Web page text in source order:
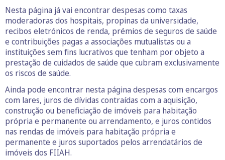
Nesta página já vai encontrar despesas como taxas
moderadoras dos hospitais, propinas da universidade,
recibos eletrónicos de renda, prémios de seguros de saúde
e contribuições pagas a associações mutualistas ou a
instituições sem fins lucrativos que tenham por objeto a
prestação de cuidados de saúde que cubram exclusivamente
os riscos de saúde.
Ainda pode encontrar nesta página despesas com encargos
com lares, juros de dívidas contraídas com a aquisição,
construção ou beneficiação de imóveis para habitação
própria e permanente ou arrendamento, e juros contidos
nas rendas de imóveis para habitação própria e
permanente e juros suportados pelos arrendatários de
imóveis dos FIIAH.